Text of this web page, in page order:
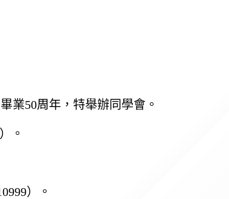
業50周年，特舉辦同學會。
。
）。